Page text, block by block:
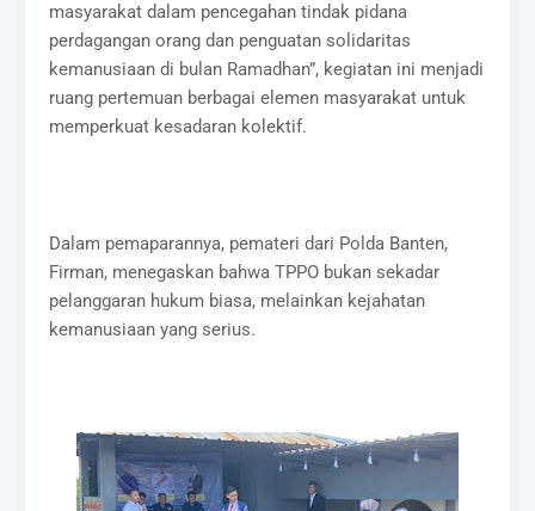
masyarakat dalam pencegahan tindak pidana
perdagangan orang dan penguatan solidaritas
kemanusiaan di bulan Ramadhan”, kegiatan ini menjadi
ruang pertemuan berbagai elemen masyarakat untuk
memperkuat kesadaran kolektif.
Dalam pemaparannya, pemateri dari Polda Banten,
Firman, menegaskan bahwa TPPO bukan sekadar
pelanggaran hukum biasa, melainkan kejahatan
kemanusiaan yang serius.